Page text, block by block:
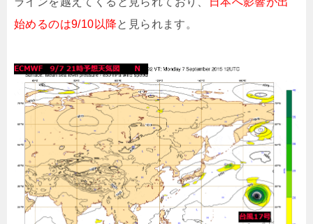
始めるのは9/10以降と見られます。